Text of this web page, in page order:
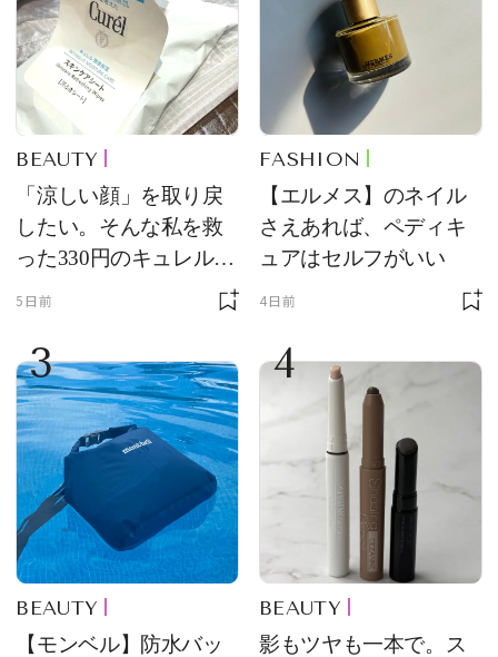
BEAUTY
「涼しい顔」を取り戻
したい。そんな私を救
った330円のキュレル名
5日前
FASHION
【エルメス】のネイル
さえあれば、ペディキ
ュアはセルフがいい
4日前
3
BEAUTY
【モンベル】防水バッ
4
BEAUTY
影もツヤも一本で。ス